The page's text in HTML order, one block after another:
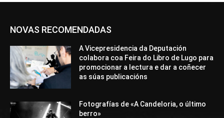
NOVAS RECOMENDADAS
A Vicepresidencia da Deputación
colabora coa Feira do Libro de Lugo para
promocionar a lectura e dar a coñecer
as súas publicacións
Fotografías de «A Candeloria, o último
berro»